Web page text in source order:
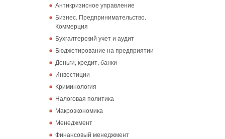
Антикризисное управление
Бизнес. Предпринимательство.
Коммерция
Бухгалтерский учет и аудит
Бюджетирование на предприятии
Деньги, кредит, банки
Инвестиции
Криминология
Налоговая политика
Макроэкономика
Менеджмент
Финансовый менеджмент